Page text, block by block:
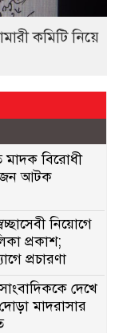
কমিটি নিয়ে
মাদক বিরোধী
জন আটক
নিয়োগে
প্রকাশ;
প্রচারণা
দেখে
মাদরাসার